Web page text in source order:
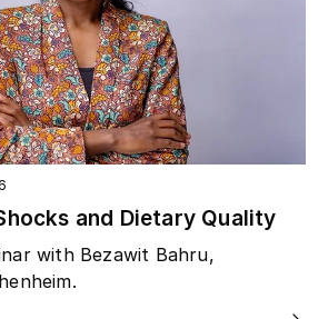
and Dietary Quality
with Bezawit Bahru,